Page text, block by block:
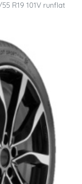
R19 101V runflat